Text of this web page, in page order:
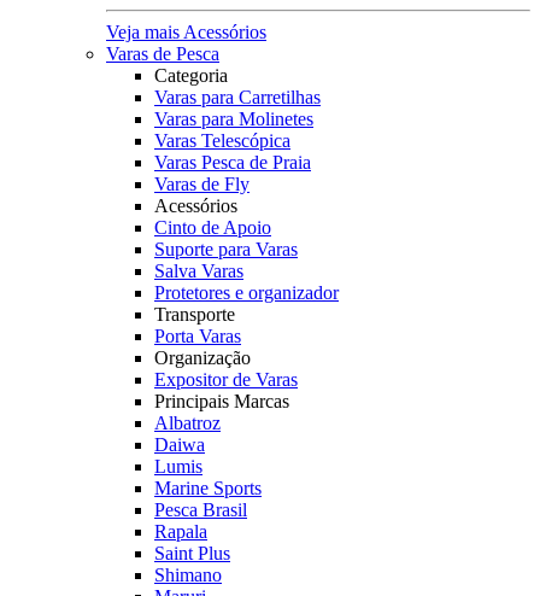
Veja mais Acessórios
Varas de Pesca
Categoria
Varas para Carretilhas
Varas para Molinetes
Varas Telescópica
Varas Pesca de Praia
Varas de Fly
Acessórios
Cinto de Apoio
Suporte para Varas
Salva Varas
Protetores e organizador
Transporte
Porta Varas
Organização
Expositor de Varas
Principais Marcas
Albatroz
Daiwa
Lumis
Marine Sports
Pesca Brasil
Rapala
Saint Plus
Shimano